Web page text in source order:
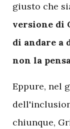
giusto che
versione di
di andare a
non la
Eppure, nel
chiunque,